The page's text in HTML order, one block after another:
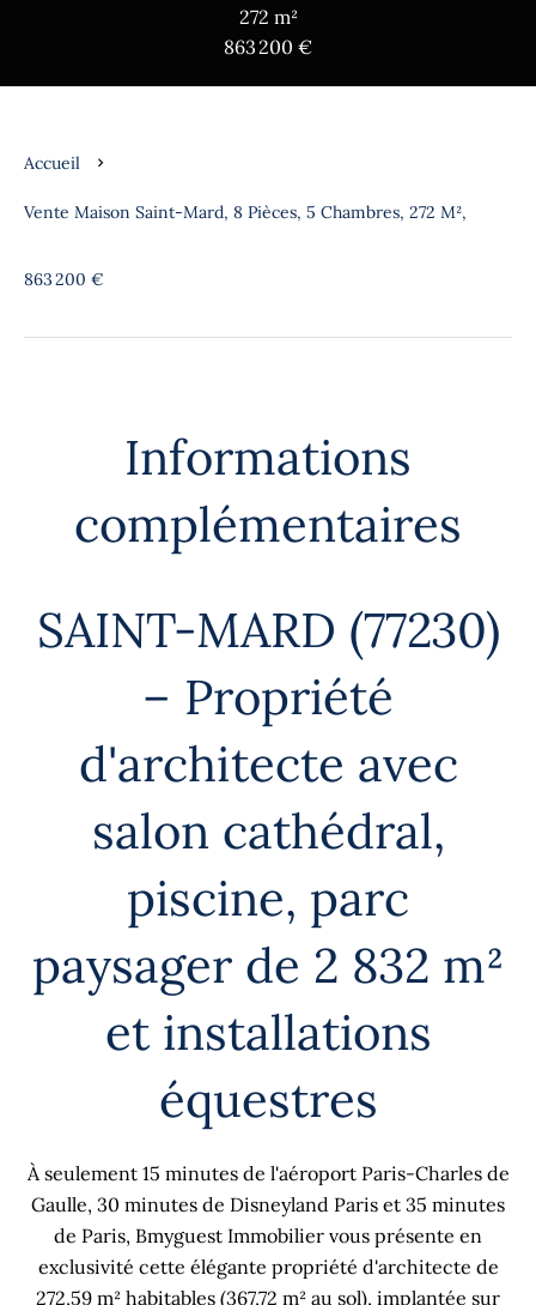
272 m²
863 200 €
Accueil
Vente Maison Saint-Mard, 8 Pièces, 5 Chambres, 272 M²,
863 200 €
Informations
complémentaires
SAINT-MARD (77230)
– Propriété
d'architecte avec
salon cathédral,
piscine, parc
paysager de 2 832 m²
et installations
équestres
À seulement 15 minutes de l'aéroport Paris-Charles de
Gaulle, 30 minutes de Disneyland Paris et 35 minutes
de Paris, Bmyguest Immobilier vous présente en
exclusivité cette élégante propriété d'architecte de
272,59 m² habitables (367,72 m² au sol), implantée sur